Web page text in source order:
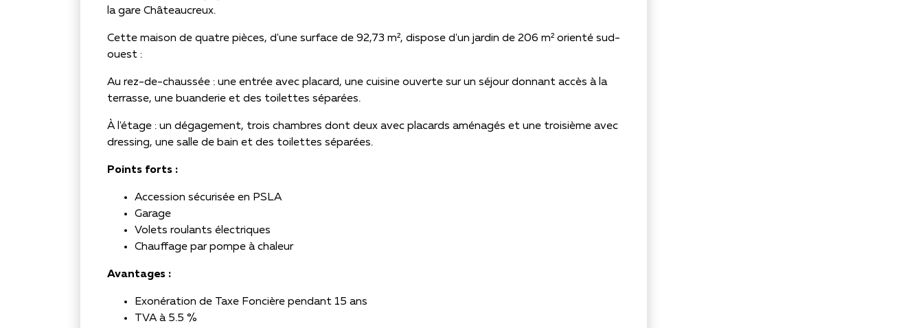
la gare Châteaucreux.
Cette maison de quatre pièces, d'une surface de 92,73 m², dispose d'un jardin de 206 m² orienté sud-
ouest :
Au rez-de-chaussée : une entrée avec placard, une cuisine ouverte sur un séjour donnant accès à la
terrasse, une buanderie et des toilettes séparées.
À l'étage : un dégagement, trois chambres dont deux avec placards aménagés et une troisième avec
dressing, une salle de bain et des toilettes séparées.
Points forts :
Accession sécurisée en PSLA
Garage
Volets roulants électriques
Chauffage par pompe à chaleur
Avantages :
Exonération de Taxe Foncière pendant 15 ans
TVA à 5.5 %